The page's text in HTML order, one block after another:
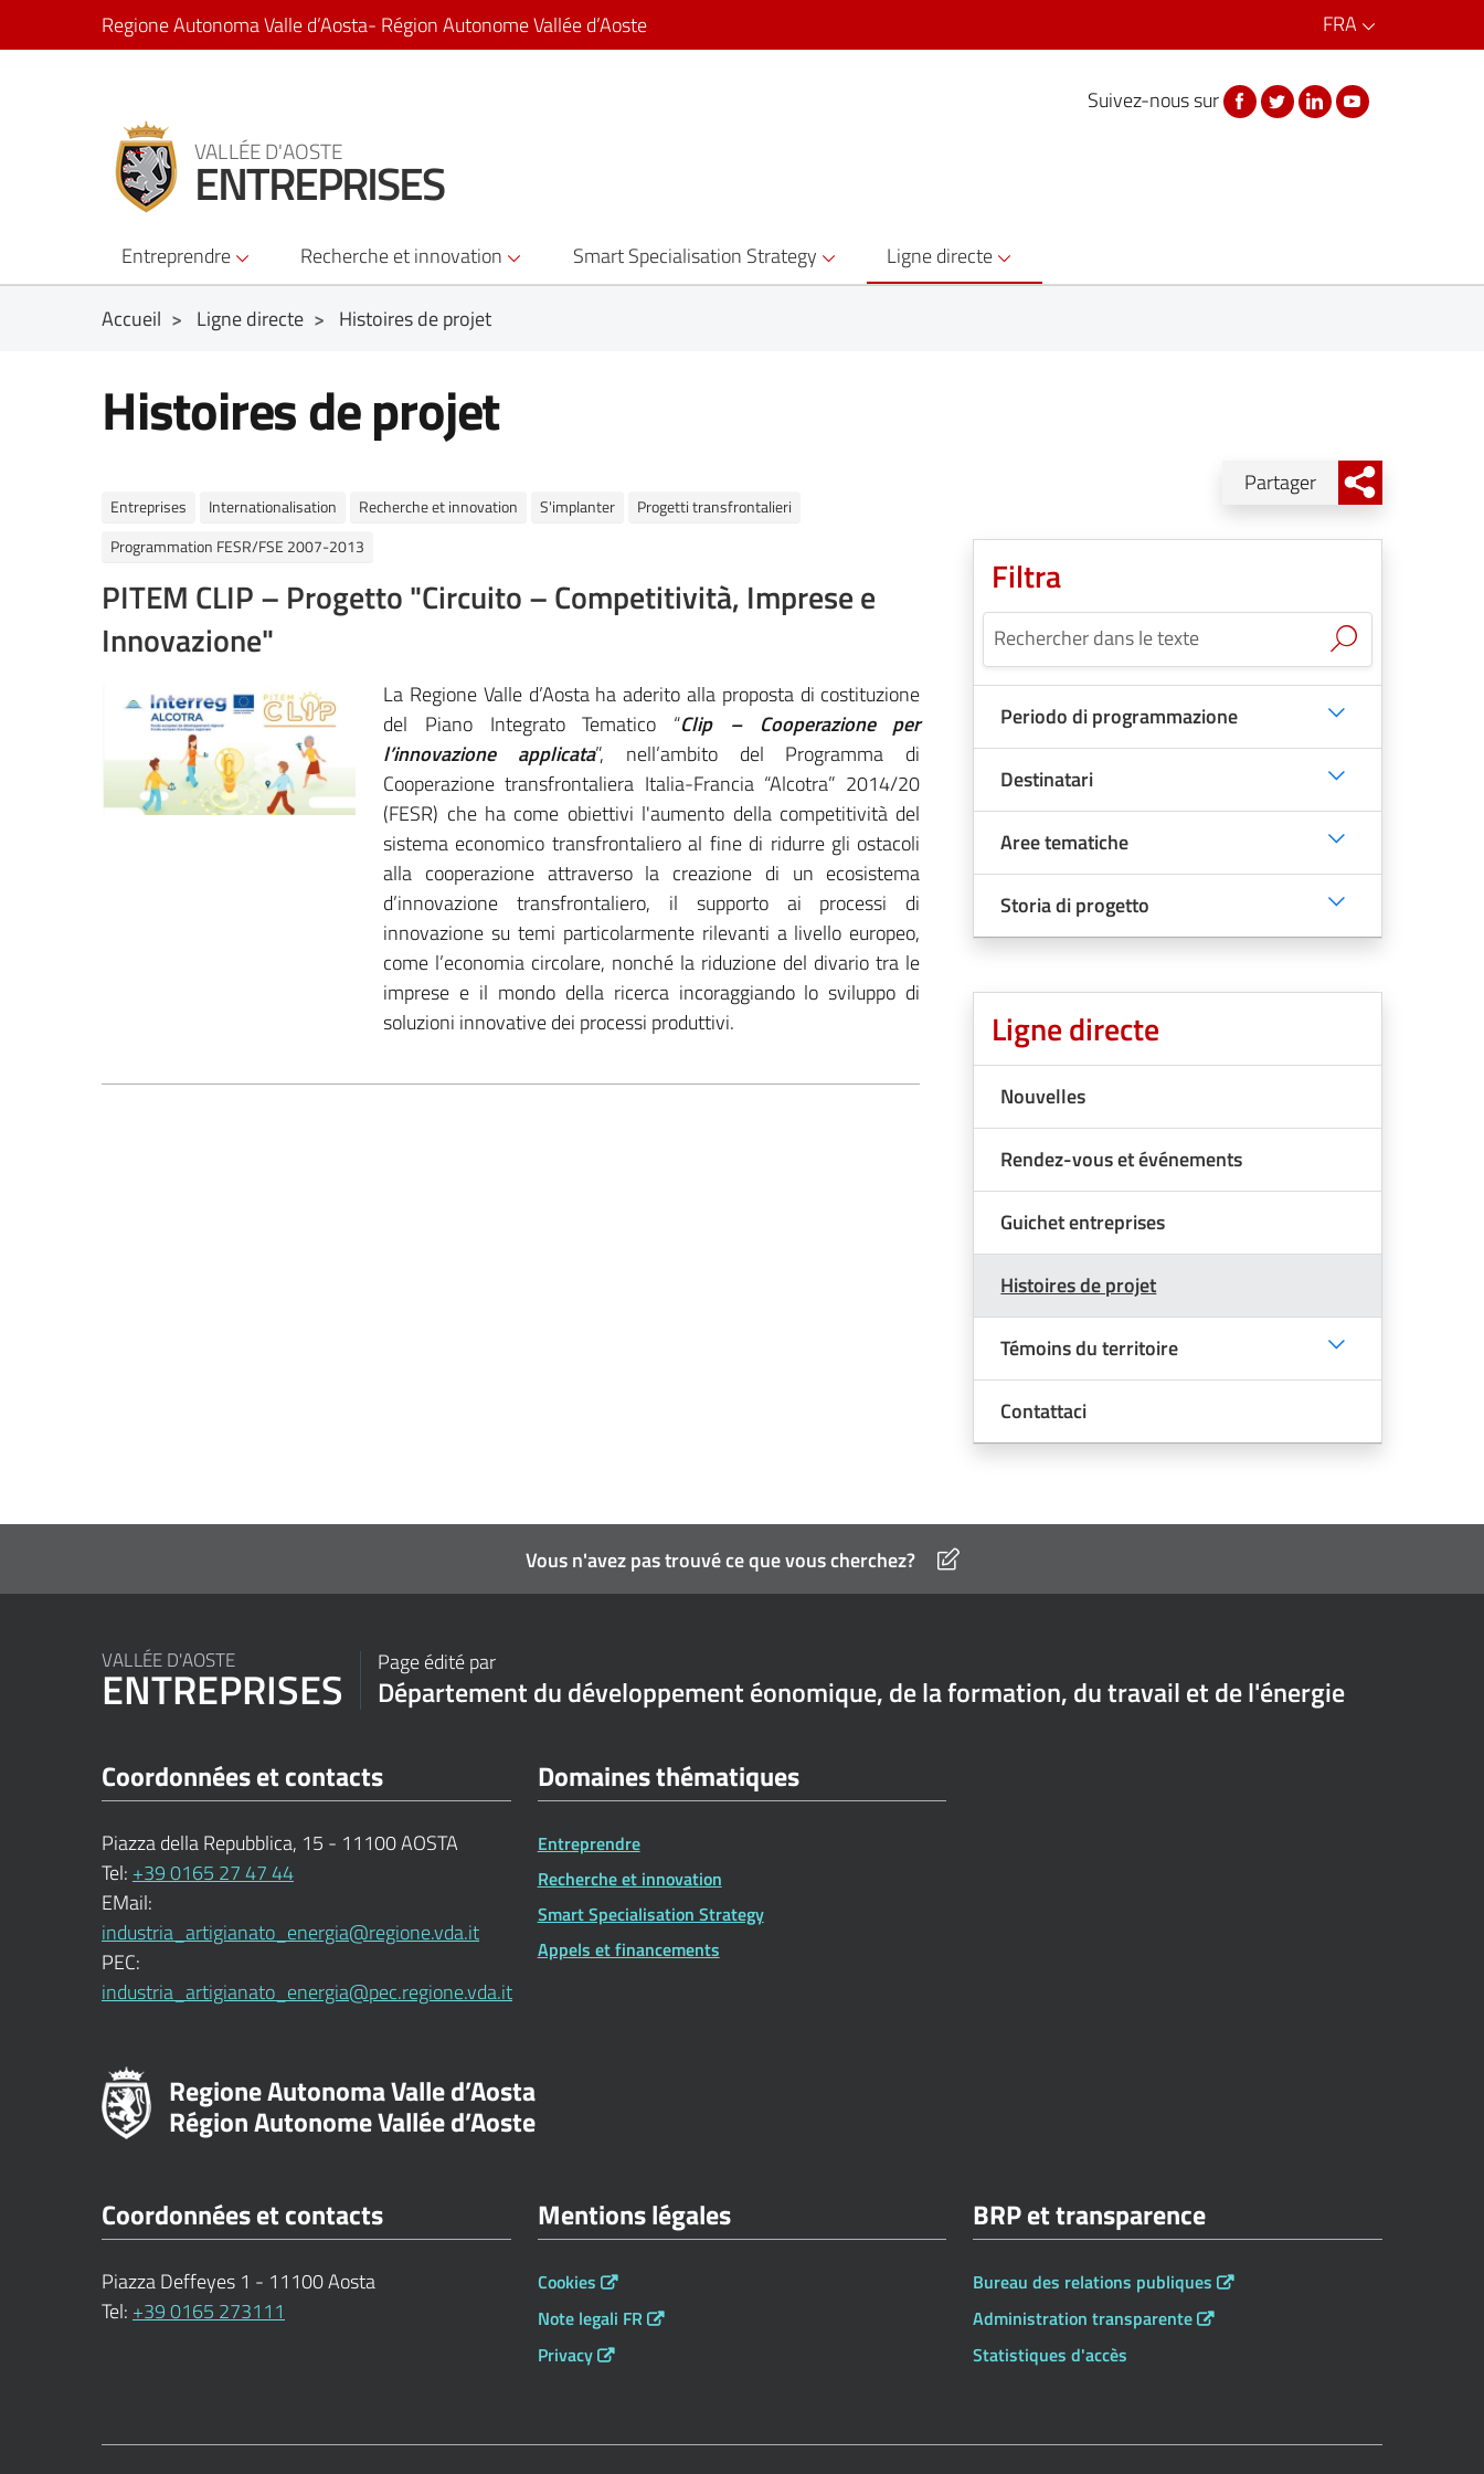
Regione Autonoma Valle d’Aosta- Région Autonome Vallée d’Aoste FRA
VALLÉE D'AOSTE
ENTREPRISES
Suivez-nous sur Facebook
TwitterLinkedinYoutube
Entreprendre Recherche et innovation Smart Specialisation Strategy Ligne directe
Accueil > Ligne directe > Histoires de projet
Histoires de projet
Entreprises Internationalisation Recherche et innovation S'implanter
Progetti transfrontalieri
Programmation FESR/FSE 2007-2013
PITEM CLIP – Progetto "Circuito – Competitività, Imprese e
Innovazione"
La Regione Valle d’Aosta ha aderito alla proposta di costituzione
del Piano Integrato Tematico “Clip – Cooperazione per
l’innovazione applicata”, nell’ambito del Programma di
Cooperazione transfrontaliera Italia-Francia “Alcotra” 2014/20
(FESR) che ha come obiettivi l'aumento della competitività del
sistema economico transfrontaliero al fine di ridurre gli ostacoli
alla cooperazione attraverso la creazione di un ecosistema
d’innovazione transfrontaliero, il supporto ai processi di
innovazione su temi particolarmente rilevanti a livello europeo,
come l’economia circolare, nonché la riduzione del divario tra le
imprese e il mondo della ricerca incoraggiando lo sviluppo di
soluzioni innovative dei processi produttivi.
Partager
Filtra
Rechercher dans le texte
Periodo di programmazione
Destinatari
Aree tematiche
Storia di progetto
Ligne directe
Nouvelles
Rendez-vous et événements
Guichet entreprises
Histoires de projet
Témoins du territoire
Contattaci
Vous n'avez pas trouvé ce que vous cherchez?
VALLÉE D'AOSTE
ENTREPRISES Page édité par
Département du développement éonomique, de la formation, du travail et de l'énergie
Coordonnées et contacts
Piazza della Repubblica, 15 - 11100 AOSTA
Tel: +39 0165 27 47 44
EMail:
industria_artigianato_energia@regione.vda.it
PEC:
industria_artigianato_energia@pec.regione.vda.it
Domaines thématiques
Entreprendre
Recherche et innovation
Smart Specialisation Strategy
Appels et financements
Regione Autonoma Valle d’Aosta
Région Autonome Vallée d’Aoste
Coordonnées et contacts
Piazza Deffeyes 1 - 11100 Aosta
Tel: +39 0165 273111
Mentions légales
Cookies
Note legali FR
Privacy
BRP et transparence
Bureau des relations publiques
Administration transparente
Statistiques d'accès